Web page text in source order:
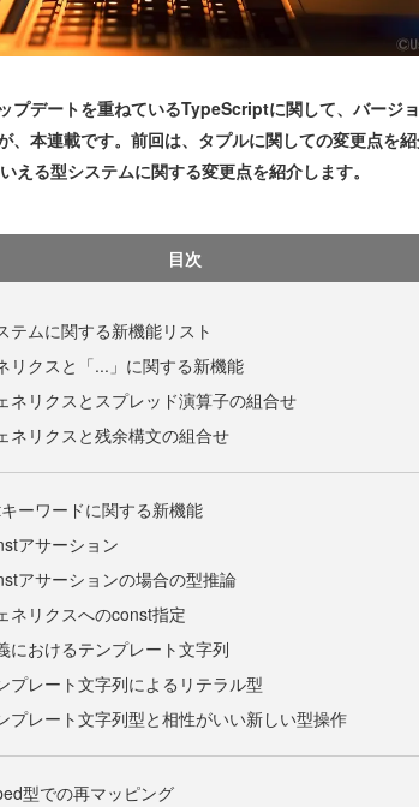
プデートを重ねているTypeScriptに関して、バージ
、本連載です。前回は、タプルに関しての変更点を
る型システムに関する変更点を紹介します。
目次
テムに関する新機能リスト
リクスと「...」に関する新機能
ネリクスとスプレッド演算子の組合せ
ネリクスと残余構文の組合せ
ーワードに関する新機能
アサーション
アサーションの場合の型推論
ネリクスへのconst指定
におけるテンプレート文字列
プレート文字列によるリテラル型
プレート文字列型と相性がいい新しい型操作
型での再マッピング